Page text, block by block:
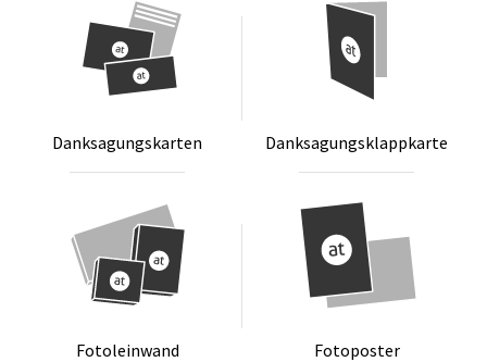
Dank­sa­gungs­kar­ten Dank­sa­gungs­klapp­kar­te
Fo­to­lein­wand Fo­to­pos­ter